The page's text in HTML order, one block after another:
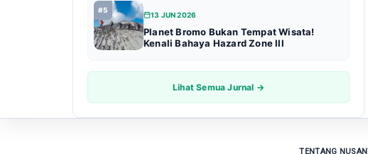
#5
13 JUN 2026
Planet Bromo Bukan Tempat Wisata!
Kenali Bahaya Hazard Zone III
Lihat Semua Jurnal →
TENTANG